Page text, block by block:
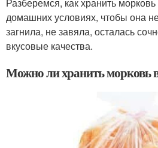
домашних условиях, чтобы она
загнила, не завяла, осталась
вкусовые качества.
Можно ли хранить морковь